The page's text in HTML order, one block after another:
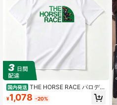
国内発送 THE HORSE RACE パロディ
Tシャツ - ユニークな競馬デザイン、
綿100%・通気性抜群、柔らかい肌触
¥1,078 -20%